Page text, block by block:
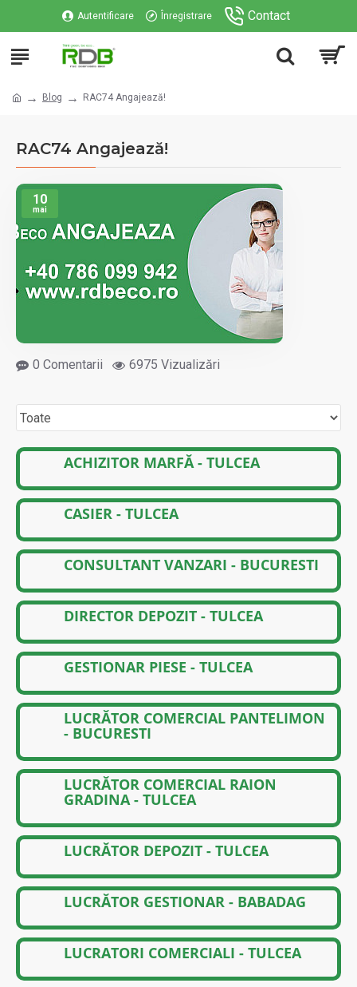
Autentificare Înregistrare Contact
Blog RAC74 Angajează!
RAC74 Angajează!
10
mai
0 Comentarii 6975 Vizualizări
ACHIZITOR MARFĂ - TULCEA
CASIER - TULCEA
CONSULTANT VANZARI - BUCURESTI
DIRECTOR DEPOZIT - TULCEA
GESTIONAR PIESE - TULCEA
LUCRĂTOR COMERCIAL PANTELIMON
- BUCURESTI
LUCRĂTOR COMERCIAL RAION
GRADINA - TULCEA
LUCRĂTOR DEPOZIT - TULCEA
LUCRĂTOR GESTIONAR - BABADAG
LUCRATORI COMERCIALI - TULCEA